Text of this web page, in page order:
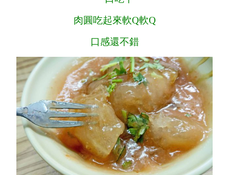
肉圓吃起來軟Q軟Q
口感還不錯